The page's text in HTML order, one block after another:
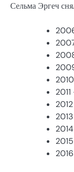
Сельма Эргеч